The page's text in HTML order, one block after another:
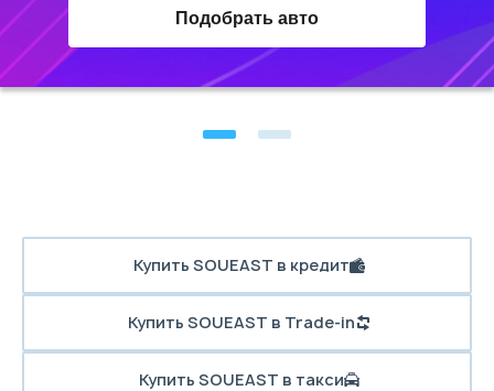
Подобрать авто
Купить SOUEAST в кредит
Купить SOUEAST в Trade-in
Купить SOUEAST в такси